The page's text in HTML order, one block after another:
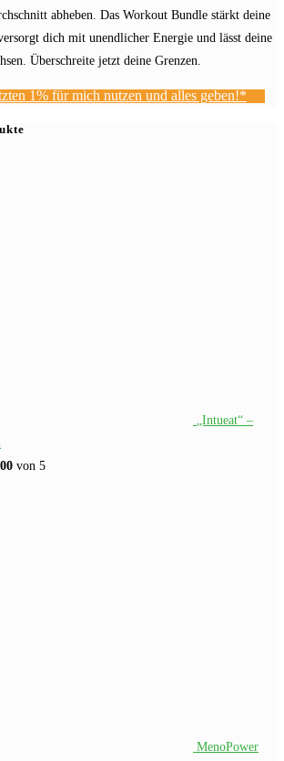
abheben. Das Workout Bundle stärkt deine
dich mit unendlicher Energie und lässt deine
Überschreite jetzt deine Grenzen.
1% für mich nutzen und alles geben!*
„Intueat“ –
von 5
MenoPower